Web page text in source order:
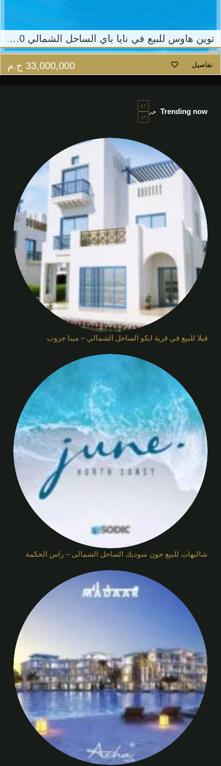
توين هاوس للبيع في نايا باي الساحل الشمالي 370 م²
33,000,000 ج.م تفاصيل
Trending now
فيلا للبيع في قرية ايكو الساحل الشمالي – مينا جروب
شاليهات للبيع جون سوديك الساحل الشمالى – راس الحكمة